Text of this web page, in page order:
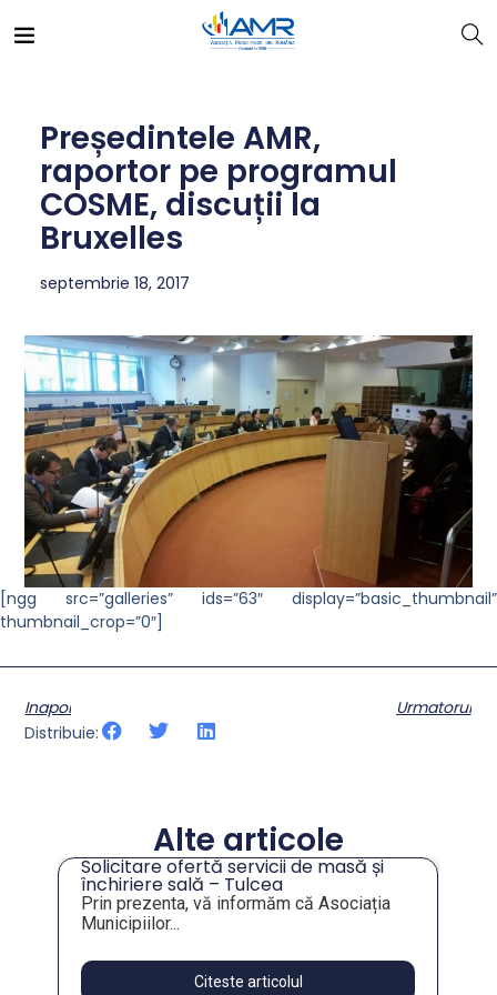
Președintele AMR,
raportor pe programul
COSME, discuții la
Bruxelles
septembrie 18, 2017
[ngg src=”galleries” ids=”63″ display=”basic_thumbnail”
thumbnail_crop=”0″]
Inapoi
Urmatorul
Distribuie:
Alte articole
Solicitare ofertă servicii de masă și
închiriere sală – Tulcea
Prin prezenta, vă informăm că Asociația
Municipiilor...
Citeste articolul